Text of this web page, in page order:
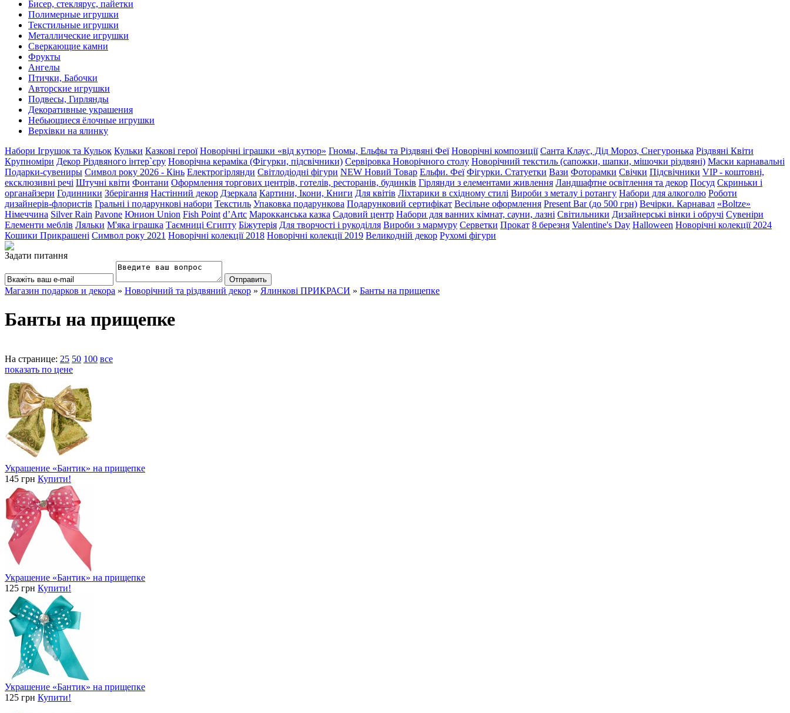
Бисер, стеклярус, пайетки
Полимерные игрушки
Текстильные игрушки
Металлические игрушки
Сверкающие камни
Фрукты
Ангелы
Птички, Бабочки
Авторские игрушки
Подвесы, Гирлянды
Декоративные украшения
Небьющиеся ёлочные игрушки
Верхівки на ялинку
Набори Ігрушок та Кульок Кульки Казкові герої Новорічні іграшки «від кутюр» Гномы, Ельфы та Різдвяні Феї Новорічні композиції Санта Клаус, Дід Мороз, Снегуронька Різдвяні Квіти
Крупноміри Декор Різдвяного інтер`єру Новорічна кераміка (Фігурки, підсвічники) Сервіровка Новорічного столу Новорічний текстиль (сапожки, шапки, мішочки різдвяні) Маски карнавальні
Подарки-сувениры Символ року 2026 - Кінь Електрогірлянди Світлодіодні фігури NEW Новий Товар Ельфи. Феї Фігурки. Статуетки Вази Фоторамки Свічки Підсвічники VIP - коштовні,
ексклюзивні речі Штучні квіти Фонтани Оформлення торгових центрів, готелів, ресторанів, будинків Гірлянди з елементами живлення Ландшафтне освітлення та декор Посуд Скриньки і
органайзери Годинники Зберігання Настінний декор Дзеркала Картини, Ікони, Книги Для квітів Ліхтарики в східному стилі Вироби з металу і ротангу Набори для алкоголю Роботи
дизайнерів-флористів Гральні і подарункові набори Текстиль Упаковка подарункова Подарунковий сертифікат Весільне оформлення Present Bar (до 500 грн) Вечірки. Карнавал «Boltze»
Німеччина Silver Rain Pavone Юнион Union Fish Point d’Artc Марокканська казка Садовий центр Набори для ванних кімнат, сауни, лазні Світильники Дизайнерські вінки і обручі Сувеніри
Елементи меблів Ляльки М'яка іграшка Таємниці Єгипту Біжутерія Для творчості і рукоділля Вироби з мармуру Серветки Прокат 8 березня Valentine's Day Halloween Новорічні колекції 2024
Кошики Прикрашені Символ року 2021 Новорічні колекції 2018 Новорічні колекції 2019 Великодній декор Рухомі фігури
Задати питання
Магазин подарков и декора » Новорічний та різдвяний декор » Ялинкові ПРИКРАСИ » Банты на прищепке
Банты на прищепке
На странице: 25 50 100 все
показать по цене
Украшение «Бантик» на прищепке
145 грн Купити!
Украшение «Бантик» на прищепке
125 грн Купити!
Украшение «Бантик» на прищепке
125 грн Купити!